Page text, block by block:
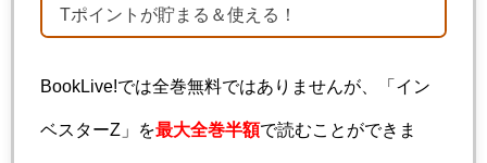
Tポイントが貯まる＆使える！
BookLive!では全巻無料ではありませんが、「イン
ベスターZ」を最大全巻半額で読むことができま